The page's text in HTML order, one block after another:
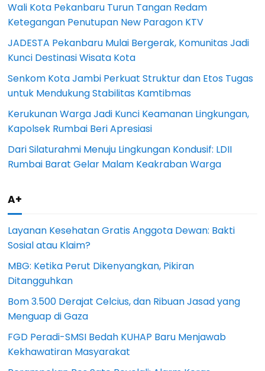
Wali Kota Pekanbaru Turun Tangan Redam
Ketegangan Penutupan New Paragon KTV
JADESTA Pekanbaru Mulai Bergerak, Komunitas Jadi
Kunci Destinasi Wisata Kota
Senkom Kota Jambi Perkuat Struktur dan Etos Tugas
untuk Mendukung Stabilitas Kamtibmas
Kerukunan Warga Jadi Kunci Keamanan Lingkungan,
Kapolsek Rumbai Beri Apresiasi
Dari Silaturahmi Menuju Lingkungan Kondusif: LDII
Rumbai Barat Gelar Malam Keakraban Warga
A+
Layanan Kesehatan Gratis Anggota Dewan: Bakti
Sosial atau Klaim?
MBG: Ketika Perut Dikenyangkan, Pikiran
Ditangguhkan
Bom 3.500 Derajat Celcius, dan Ribuan Jasad yang
Menguap di Gaza
FGD Peradi-SMSI Bedah KUHAP Baru Menjawab
Kekhawatiran Masyarakat